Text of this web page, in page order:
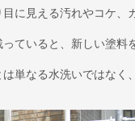
目に見える汚れやコケ、
っていると、新しい塗料
単なる水洗いではなく